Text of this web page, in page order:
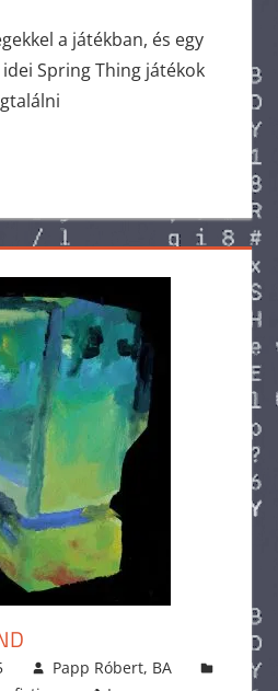
a játékban, és egy
Spring Thing játékok
Papp Róbert, BA